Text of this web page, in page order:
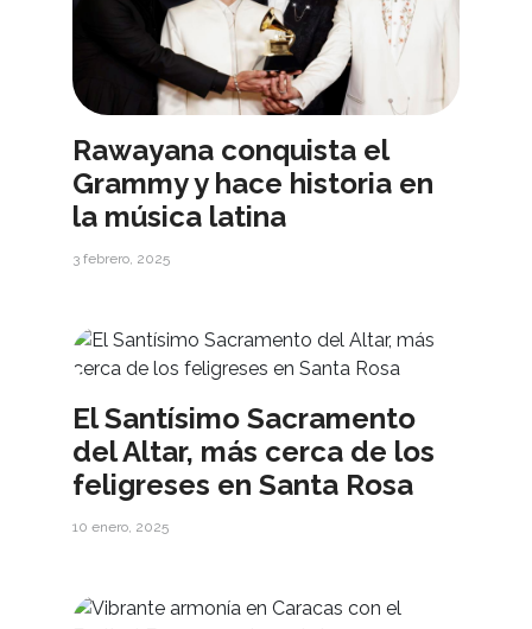
Rawayana conquista el
Grammy y hace historia en
la música latina
3 febrero, 2025
El Santísimo Sacramento
del Altar, más cerca de los
feligreses en Santa Rosa
10 enero, 2025